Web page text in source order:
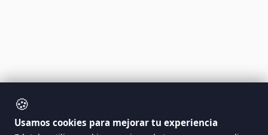
🍪
Usamos cookies para mejorar tu experiencia